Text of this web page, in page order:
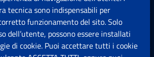
tecnica sono indispensabili per
funzionamento del sito. Solo
dell’utente, possono essere installati
di cookie. Puoi accettare tutti i cookie